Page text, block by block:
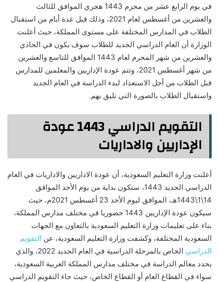
في يوم الرابع عشر من محرم 1443 هجري الموافق للثالث
والعشرين من أغسطس لعام 2021، وذلك قبل عدة أيام من استقبال
الطلاب في المدارس المختلفة على مستوى المملكة، حيث أعلنت
الوزارة أن العام الدراسي الجديد للطلاب سوف يكون في الحادي
والعشرين من شهر المحرم لعام 1443 الموافق للتاسع والعشرين
من شهر أغسطس 2021، وتتم عودة الإداريين والمعلمين للمدارس
قبل الطلاب من أجل الاستعداد لبدء الدراسة في العام الجديد
واستقبال الطلاب بالصورة التي تليق بهم.
التقويم الدراسي 1443 عودة
الإداريين والاداريات
أعلنت وزارة التعليم السعودية، أن عودة الاداريين والاداريات في العام
الدراسي الجديد 1443، ستكون بداية من يوم الأحد الموافق
14\1\1443هـ، الموافق ليوم الأحد 23 أغسطس 2021م، حيث
سيكون عودة الإداريين 1443 حضوريا في مختلف مدارس المملكة،
بناء على تعليمات وزارة التعليم السعودية بالتعاون مع الجهات
السعودية المختلفة، وكشفت وزارة التعليم السعودية، عن التقويم
الدراسي
الخاص بالمرحلة الدراسية في العام الجديد 2022، والذي
يحدد معالم الدراسة في مختلف مدارس المملكة العربية السعودية،
سواء في القطاع العام أو القطاع الخاص، حيث جاء التقويم الدراسي